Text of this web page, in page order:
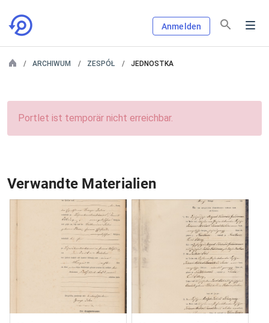
Anmelden
ARCHIWUM ZESPÓŁ JEDNOSTKA
Portlet ist temporär nicht erreichbar.
Verwandte Materialien